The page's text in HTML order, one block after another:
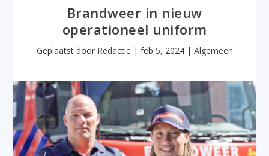
Brandweer in nieuw
operationeel uniform
Geplaatst door Redactie | feb 5, 2024| Algemeen